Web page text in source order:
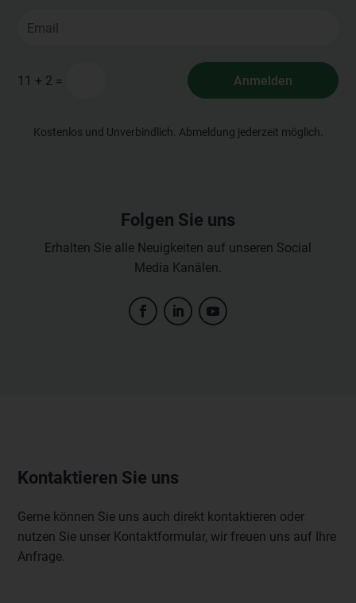
11 + 2 = Anmelden
Kostenlos und Unverbindlich. Abmeldung jederzeit möglich.
Folgen Sie uns
Erhalten Sie alle Neuigkeiten auf unseren Social
Media Kanälen.
Kontaktieren Sie uns
Gerne können Sie uns auch direkt kontaktieren oder
nutzen Sie unser Kontaktformular, wir freuen uns auf Ihre
Anfrage.